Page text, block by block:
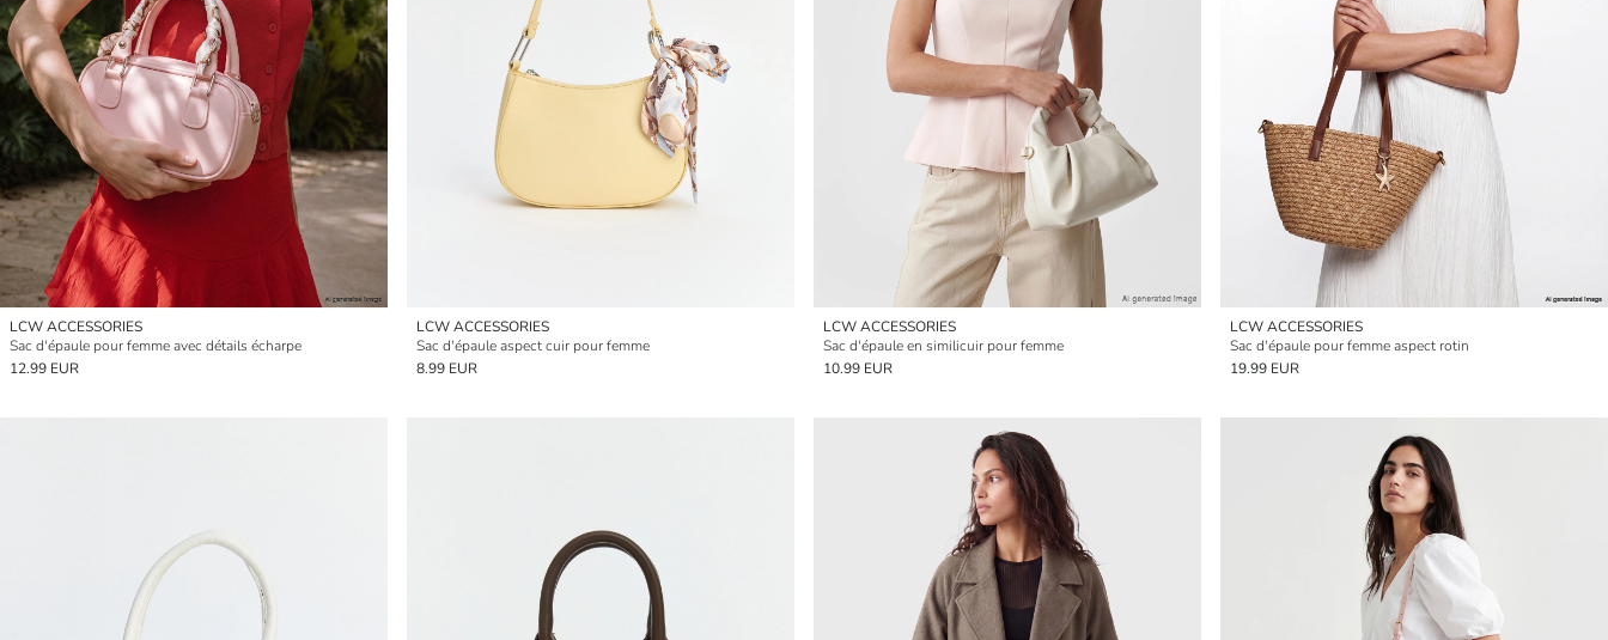
LCW ACCESSORIES
Sac d'épaule pour femme avec détails écharpe
12.99 EUR
LCW ACCESSORIES
Sac d'épaule aspect cuir pour femme
8.99 EUR
LCW ACCESSORIES
Sac d'épaule en similicuir pour femme
10.99 EUR
LCW ACCESSORIES
Sac d'épaule pour femme aspect rotin
19.99 EUR